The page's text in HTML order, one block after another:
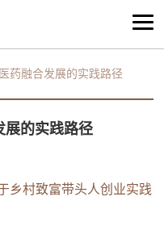
药融合发展的实践路径
展的实践路径
乡村致富带头人创业实践